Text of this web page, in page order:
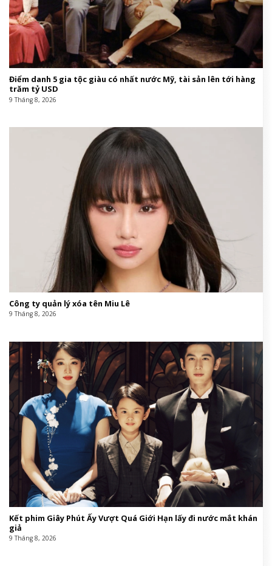
Điểm danh 5 gia tộc giàu có nhất nước Mỹ, tài sản lên tới hàng
trăm tỷ USD
9 Tháng 8, 2026
Công ty quản lý xóa tên Miu Lê
9 Tháng 8, 2026
Kết phim Giây Phút Ấy Vượt Quá Giới Hạn lấy đi nước mắt khán
giả
9 Tháng 8, 2026